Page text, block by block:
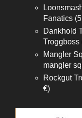
Fanatics
Dankhold
Troggboss
Mangler
mangler
Rockgut
€)